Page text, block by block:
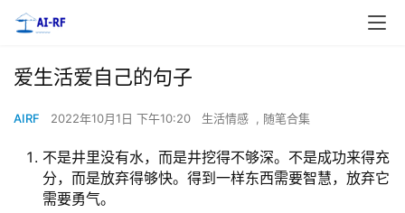
爱生活爱自己的句子
AIRF 2022年10月1日 下午10:20 生活情感 , 随笔合集
不是井里没有水，而是井挖得不够深。不是成功来得充
分，而是放弃得够快。得到一样东西需要智慧，放弃它
需要勇气。